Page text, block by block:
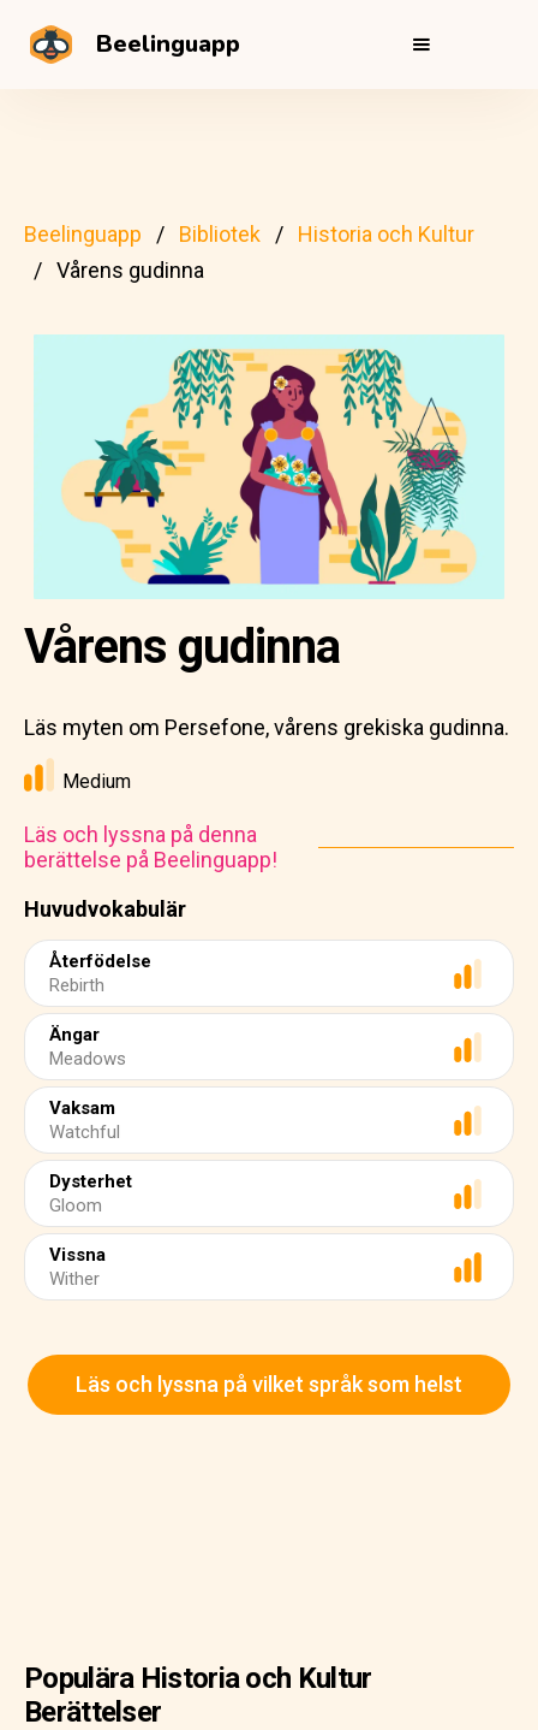
Beelinguapp
Beelinguapp Bibliotek
Historia och Kultur
Vårens gudinna
Huvudvokabulär
Återfödelse
Rebirth
Ängar
Meadows
Vaksam
Watchful
Dysterhet
Gloom
Vissna
Wither
Vårens gudinna
Läs myten om Persefone, vårens grekiska gudinna.
Medium
Läs och lyssna på denna
berättelse på Beelinguapp!
Läs och lyssna på vilket språk som helst
Populära Historia och Kultur
Berättelser